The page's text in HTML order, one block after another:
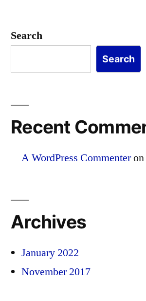
Berbeda
Search
Search
Recent
A WordPress Commenteron
Archives
January 2022
November 2017